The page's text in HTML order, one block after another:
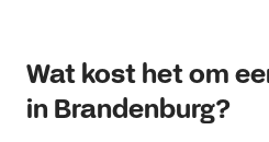
Wat kost het om
in Brandenburg?